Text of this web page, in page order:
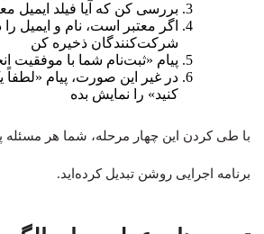
بررسی کن که آیا فیلد ایمیل
اگر معتبر است، نام و ایمیل
شرکت‌کنندگان ذخیره کن
پیام «ثبت‌نام شما با موفقیت
در غیر این صورت، پیام «لطفاً
کنید» را نمایش بده
با طی کردن این چهار مرحله، شما هر مسئله
برنامه اجرایی روشن تبدیل کرده‌اید.